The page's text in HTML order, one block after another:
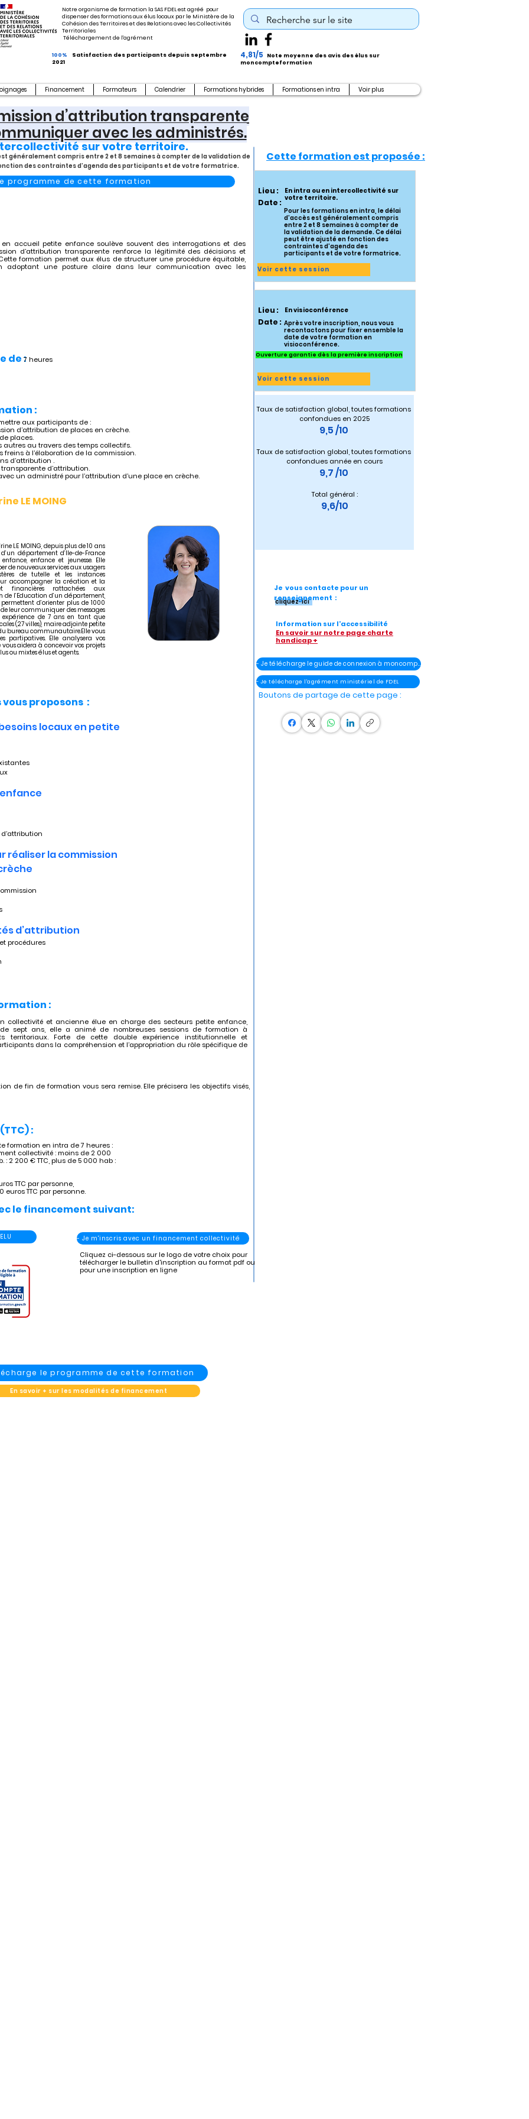
Notre organisme de formation la SAS FDEL est agréé pour
dispenser des formations aux élus locaux par le Ministère de la
Cohésion des Territoires et des Relations avec les Collectivités
Territoriales
Téléchargement de l'agrément
100% Satisfaction des participants depuis septembre
2021
4,81/5
Note moyenne des avis des élus sur
moncompteformation
Financement Formateurs Calendrier Formations hybrides Formations en intra Voir plus
d’attribution transparente
avec les administrés.
sur votre territoire.
généralement compris entre 2 et 8 semaines à compter de la validation de
des contraintes d’agenda des participants et de votre formatrice.
accueil petite enfance soulève souvent des interrogations et des
d’attribution transparente renforce la légitimité des décisions et
formation permet aux élus de structurer une procédure équitable,
adoptant une posture claire dans leur communication avec les
de :7 heures
:
aux participants de :
d’attribution de places en crèche.
places.
autres au travers des temps collectifs.
freins à l’élaboration de la commission.
d’attribution .
transparente d’attribution.
un administré pour l’attribution d’une place en crèche.
LE MOING
LE MOING, depuis plus de 10 ans
département d’Ile-de-France
enfance et jeunesse. Elle
de nouveaux services aux usagers
de tutelle et les instances
accompagner la création et la
financières rattachées aux
de l’Education d’un département,
d’orienter plus de 1000
leur communiquer des messages
expérience de 7 ans en tant que
(27 villes), maire adjointe petite
bureau communautaire.Elle vous
partipatives. Elle analysera vos
vous aidera à concevoir vos projets
ou mixtes élus et agents.
proposons :
locaux en petite
réaliser la commission
d’attribution
procédures
:
collectivité et ancienne élue en charge des secteurs petite enfance,
sept ans, elle a animé de nombreuses sessions de formation à
territoriaux. Forte de cette double expérience institutionnelle et
dans la compréhension et l’appropriation du rôle spécifique de
de fin de formation vous sera remise. Elle précisera les objectifs visés,
:
formation en intra de 7 heures :
collectivité : moins de 2 000
: 2 200 € TTC, plus de 5 000 hab :
TTC par personne,
TTC par personne.
le financement suivant:
- Je m'inscris avec un financement collectivité
Cliquez ci-dessous sur le logo de votre choix pour
télécharger le bulletin d'inscription au format pdf ou
pour une inscription en ligne
le programme de cette formation
En savoir + sur les modalités de financement
programme de cette formation
Cette formation est proposée :
En intra ou en intercollectivité sur
votre territoire.
Pour les formations en intra, le délai
d’accès est généralement compris
entre 2 et 8 semaines à compter de
la validation de la demande. Ce délai
peut être ajusté en fonction des
contraintes d’agenda des
participants et de votre formatrice.
Lieu :
Date :
Voir cette session
En visioconférence
Après votre inscription, nous vous
recontactons pour fixer ensemble la
date de votre formation en
visioconférence.
Lieu :
Date :
Ouverture garantie dès la première inscription
Voir cette session
Taux de satisfaction global, toutes formations
confondues en 2025
9,5 /10
Taux de satisfaction global, toutes formations
confondues année en cours
9,7 /10
Total général :
9,6/10
cliquez-ici
Je vous contacte pour un
renseignement :
Information sur l'accessibilité
En savoir sur notre page charte
handicap +
- Je télécharge le guide de connexion à moncompteélu
- Je télécharge l'agrément ministériel de FDEL
Boutons de partage de cette page :